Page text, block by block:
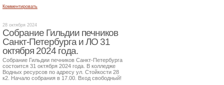
Комментировать
28 октября 2024
Собрание Гильдии печников
Санкт-Петербурга и ЛО 31
октября 2024 года.
Собрание Гильдии печников Санкт-Петербурга
состоится 31 октября 2024 года. В колледже
Водных ресурсов по адресу ул. Стойкости 28
к2. Начало собрания в 17.00. Вход свободный!